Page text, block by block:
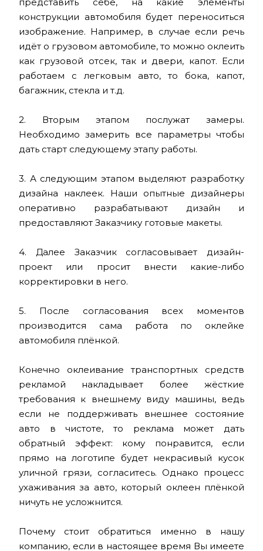
конструкции автомобиля будет переноситься
изображение. Например, в случае если речь
идёт о грузовом автомобиле, то можно оклеить
как грузовой отсек, так и двери, капот. Если
работаем с легковым авто, то бока, капот,
багажник, стекла и т.д.
2. Вторым этапом послужат замеры.
Необходимо замерить все параметры чтобы
дать старт следующему этапу работы.
3. А следующим этапом выделяют разработку
дизайна наклеек. Наши опытные дизайнеры
оперативно разрабатывают дизайн и
предоставляют Заказчику готовые макеты.
4. Далее Заказчик согласовывает дизайн-
проект или просит внести какие-либо
корректировки в него.
5. После согласования всех моментов
производится сама работа по оклейке
автомобиля плёнкой.
Конечно оклеивание транспортных средств
рекламой накладывает более жёсткие
требования к внешнему виду машины, ведь
если не поддерживать внешнее состояние
авто в чистоте, то реклама может дать
обратный эффект: кому понравится, если
прямо на логотипе будет некрасивый кусок
уличной грязи, согласитесь. Однако процесс
ухаживания за авто, который оклеен плёнкой
ничуть не усложнится.
Почему стоит обратиться именно в нашу
компанию, если в настоящее время Вы имеете